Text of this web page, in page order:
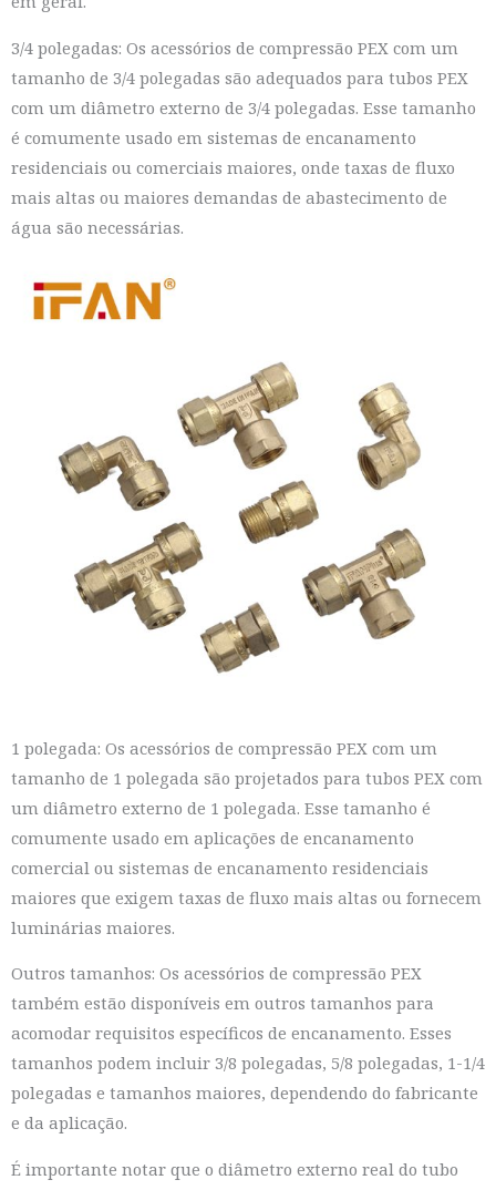
3/4 polegadas: Os acessórios de compressão PEX com um
tamanho de 3/4 polegadas são adequados para tubos PEX
com um diâmetro externo de 3/4 polegadas. Esse tamanho
é comumente usado em sistemas de encanamento
residenciais ou comerciais maiores, onde taxas de fluxo
mais altas ou maiores demandas de abastecimento de
água são necessárias.
1 polegada: Os acessórios de compressão PEX com um
tamanho de 1 polegada são projetados para tubos PEX com
um diâmetro externo de 1 polegada. Esse tamanho é
comumente usado em aplicações de encanamento
comercial ou sistemas de encanamento residenciais
maiores que exigem taxas de fluxo mais altas ou fornecem
luminárias maiores.
Outros tamanhos: Os acessórios de compressão PEX
também estão disponíveis em outros tamanhos para
acomodar requisitos específicos de encanamento. Esses
tamanhos podem incluir 3/8 polegadas, 5/8 polegadas, 1-1/4
polegadas e tamanhos maiores, dependendo do fabricante
e da aplicação.
É importante notar que o diâmetro externo real do tubo